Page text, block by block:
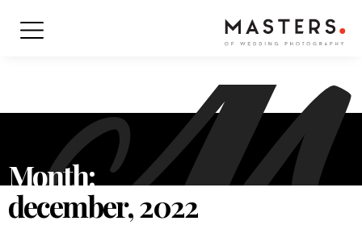
Month:
december, 2022